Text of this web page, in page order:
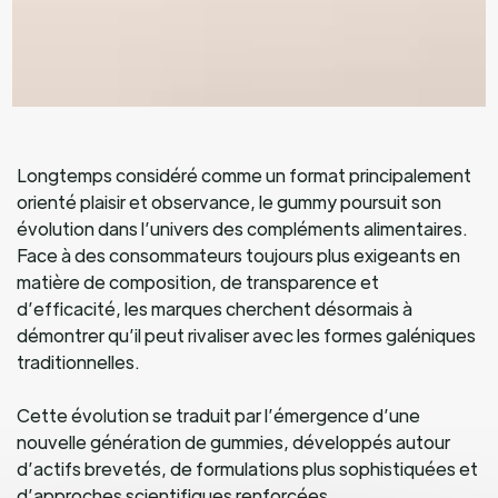
Longtemps considéré comme un format principalement
orienté plaisir et observance, le gummy poursuit son
évolution dans l’univers des compléments alimentaires.
Face à des consommateurs toujours plus exigeants en
matière de composition, de transparence et
d’efficacité, les marques cherchent désormais à
démontrer qu’il peut rivaliser avec les formes galéniques
traditionnelles.
Cette évolution se traduit par l’émergence d’une
nouvelle génération de gummies, développés autour
d’actifs brevetés, de formulations plus sophistiquées et